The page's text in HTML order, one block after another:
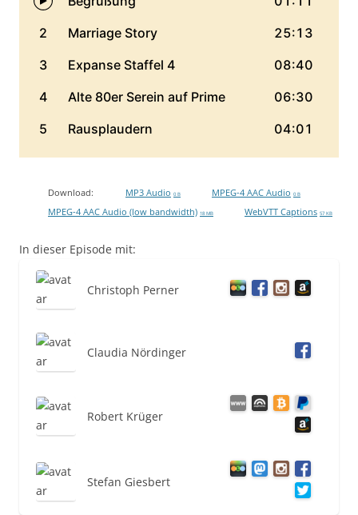
Download: MP3 Audio 0 B MPEG-4 AAC Audio 0 B
MPEG-4 AAC Audio (low bandwidth) 18 MB WebVTT Captions 57 KB
In dieser Episode mit:
Christoph Perner
Claudia Nördinger
Robert Krüger
Stefan Giesbert